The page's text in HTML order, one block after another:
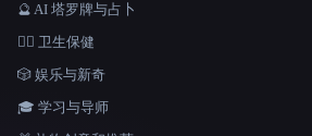
🔮 AI 塔罗牌与占卜
👩‍⚕️ 卫生保健
🎲 娱乐与新奇
🎓 学习与导师